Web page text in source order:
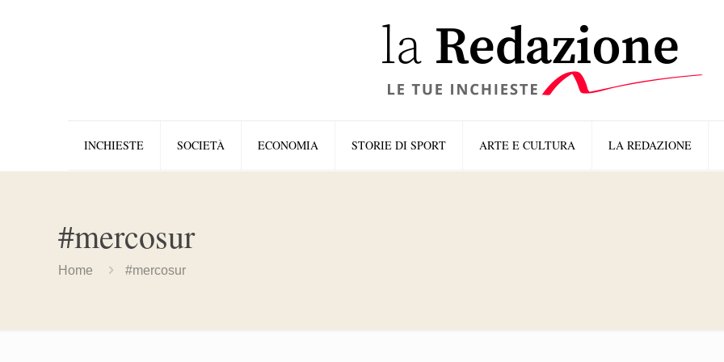
INCHIESTE SOCIETÀ ECONOMIA STORIE DI SPORT ARTE E CULTURA LA REDAZIONE
#mercosur
Home #mercosur